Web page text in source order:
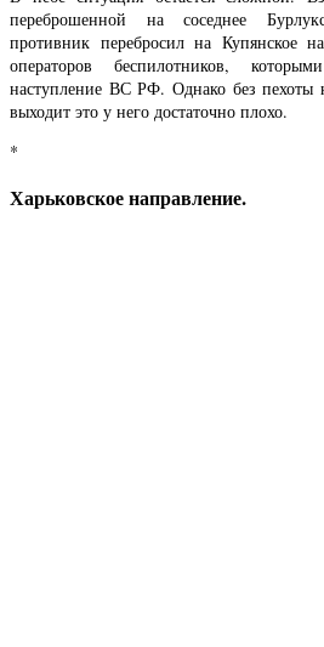
переброшенной на соседнее
противник перебросил на Купянское
операторов беспилотников,
наступление ВС РФ. Однако без пехоты
выходит это у него достаточно плохо.
*
Харьковское направление.